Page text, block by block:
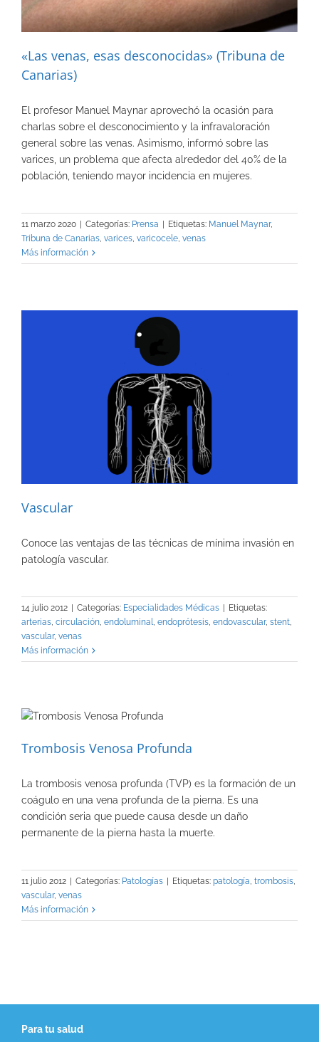
«Las venas, esas desconocidas» (Tribuna de
Canarias)
El profesor Manuel Maynar aprovechó la ocasión para
charlas sobre el desconocimiento y la infravaloración
general sobre las venas. Asimismo, informó sobre las
varices, un problema que afecta alrededor del 40% de la
población, teniendo mayor incidencia en mujeres.
11 marzo 2020 | Categorías: Prensa | Etiquetas: Manuel Maynar,
Tribuna de Canarias varices varicocele venas
Más información
Vascular
Conoce las ventajas de las técnicas de mínima invasión en
patología vascular.
14 julio 2012 Categorías: Especialidades Médicas
Etiquetas:
arterias, circulación, endoluminal, endoprótesis, endovascular, stent,
vascular, venas
Más información
Trombosis Venosa Profunda
La trombosis venosa profunda (TVP) es la formación de un
coágulo en una vena profunda de la pierna. Es una
condición seria que puede causa desde un daño
permanente de la pierna hasta la muerte.
11 julio 2012 Categorías: Patologías Etiquetas: patología, trombosis,
vascular, venas
Más información
Para tu salud